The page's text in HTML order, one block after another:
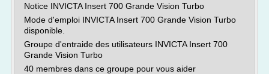
Notice INVICTA Insert 700 Grande Vision Turbo
Mode d'emploi INVICTA Insert 700 Grande Vision Turbo
disponible.
Groupe d'entraide des utilisateurs INVICTA Insert 700
Grande Vision Turbo
40 membres dans ce groupe pour vous aider